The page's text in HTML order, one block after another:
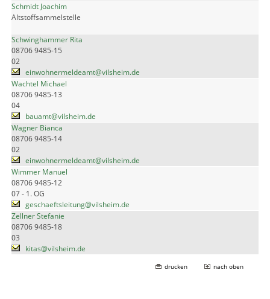
Schmidt Joachim
Altstoffsammelstelle
Schwinghammer Rita
08706 9485-15
02
einwohnermeldeamt@vilsheim.de
Wachtel Michael
08706 9485-13
04
bauamt@vilsheim.de
Wagner Bianca
08706 9485-14
02
einwohnermeldeamt@vilsheim.de
Wimmer Manuel
08706 9485-12
07 - 1. OG
geschaeftsleitung@vilsheim.de
Zellner Stefanie
08706 9485-18
03
kitas@vilsheim.de
drucken nach oben